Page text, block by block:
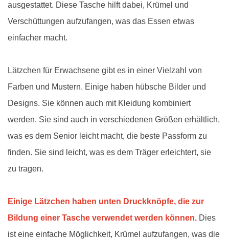
ausgestattet. Diese Tasche hilft dabei, Krümel und
Verschüttungen aufzufangen, was das Essen etwas
einfacher macht.
Lätzchen für Erwachsene gibt es in einer Vielzahl von
Farben und Mustern. Einige haben hübsche Bilder und
Designs. Sie können auch mit Kleidung kombiniert
werden. Sie sind auch in verschiedenen Größen erhältlich,
was es dem Senior leicht macht, die beste Passform zu
finden. Sie sind leicht, was es dem Träger erleichtert, sie
zu tragen.
Einige Lätzchen haben unten Druckknöpfe, die zur
Bildung einer Tasche verwendet werden können. Dies
ist eine einfache Möglichkeit, Krümel aufzufangen, was die